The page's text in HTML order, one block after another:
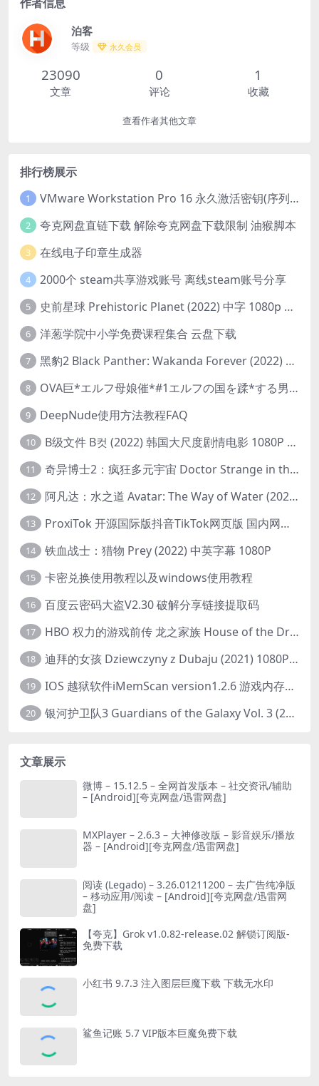
泊客
等级 永久会员
23090
文章
0
评论
1
收藏
查看作者其他文章
排行榜展示
1 VMware Workstation Pro 16 永久激活密钥(序列号)
2 夸克网盘直链下载 解除夸克网盘下载限制 油猴脚本
3 在线电子印章生成器
4 2000个 steam共享游戏账号 离线steam账号分享
5 史前星球 Prehistoric Planet (2022) 中字 1080p 高清 阿里云盘 2022.5.27已更新全集
6 洋葱学院中小学免费课程集合 云盘下载
7 黑豹2 Black Panther: Wakanda Forever (2022) 高清版
8 OVA巨*エルフ母娘催*#1エルフの国を蹂*する男。汚された女王と姫
9 DeepNude使用方法教程FAQ
10 B级文件 B컷 (2022) 韩国大尺度剧情电影 1080P 中字
11 奇异博士2：疯狂多元宇宙 Doctor Strange in the Multiverse of Madness (2022) 高清版1080p
12 阿凡达：水之道 Avatar: The Way of Water (2022) 1080p 2k 4k 中文字幕
13 ProxiTok 开源国际版抖音TikTok网页版 国内网络直连
14 铁血战士：猎物 Prey (2022) 中英字幕 1080P
15 卡密兑换使用教程以及windows使用教程
16 百度云密码大盗V2.30 破解分享链接提取码
17 HBO 权力的游戏前传 龙之家族 House of the Dragon (2022) 中字 1080P 更新4集
18 迪拜的女孩 Dziewczyny z Dubaju (2021) 1080P 中字
19 IOS 越狱软件iMemScan version1.2.6 游戏内存修改器
20 银河护卫队3 Guardians of the Galaxy Vol. 3 (2023)4K高清资源1080p只分享精品
文章展示
微博 – 15.12.5 – 全网首发版本 – 社交资讯/辅助
– [Android][夸克网盘/迅雷网盘]
MXPlayer – 2.6.3 – 大神修改版 – 影音娱乐/播放
器 – [Android][夸克网盘/迅雷网盘]
阅读 (Legado) – 3.26.01211200 – 去广告纯净版
– 移动应用/阅读 – [Android][夸克网盘/迅雷网
盘]
【夸克】Grok v1.0.82-release.02 解锁订阅版-
免费下载
小红书 9.7.3 注入图层巨魔下载 下载无水印
鲨鱼记账 5.7 VIP版本巨魔免费下载